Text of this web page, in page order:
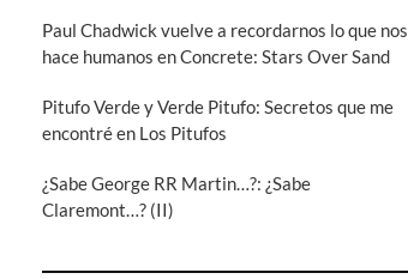
Paul Chadwick vuelve a recordarnos lo que nos
hace humanos en Concrete: Stars Over Sand
Pitufo Verde y Verde Pitufo: Secretos que me
encontré en Los Pitufos
¿Sabe George RR Martin…?: ¿Sabe
Claremont…? (II)